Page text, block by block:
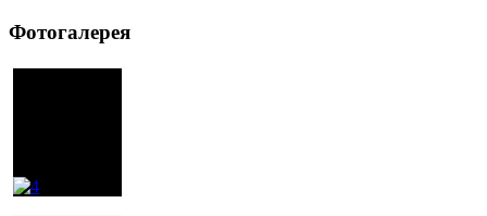
Фотогалерея